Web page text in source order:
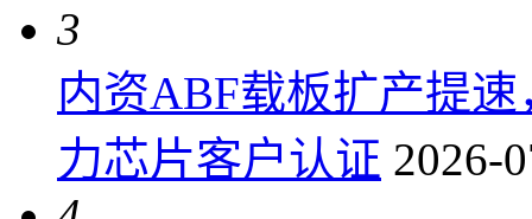
3
内资ABF载板扩产提
力芯片客户认证 2026-